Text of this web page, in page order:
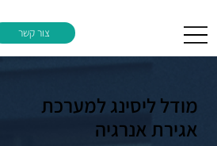
צור קשר
מודל ליסינג למערכת
אגירת אנרגיה